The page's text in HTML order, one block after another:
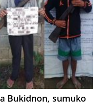
Bukidnon, sumuko